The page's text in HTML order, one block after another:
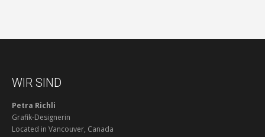
WIR SIND
Petra Richli
Grafik-Designerin
Located in Vancouver, Canada